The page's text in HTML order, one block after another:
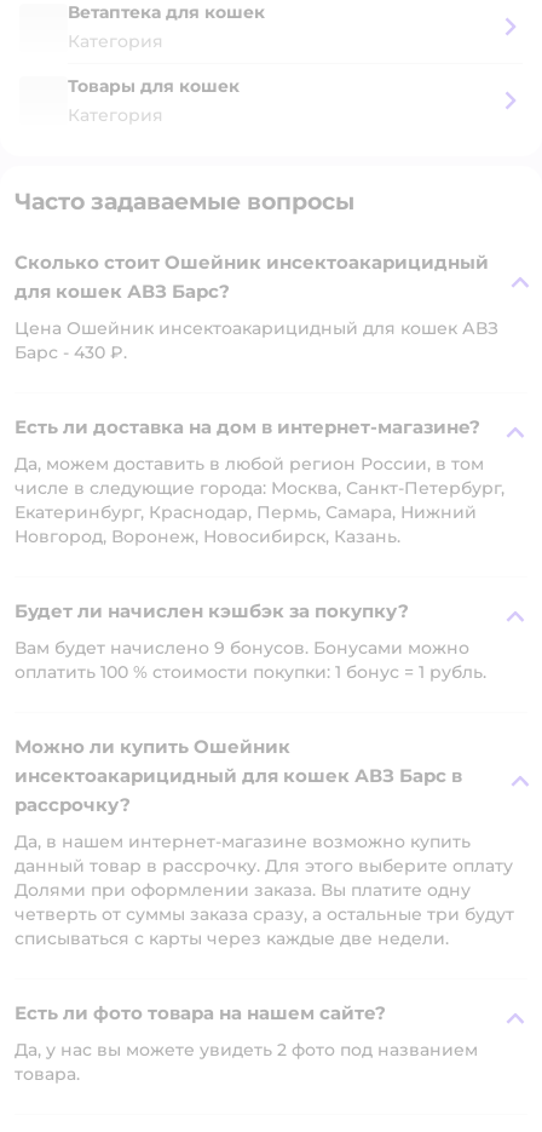
Ветаптека для кошек
Категория
Товары для кошек
Категория
Часто задаваемые вопросы
Сколько стоит Ошейник инсектоакарицидный
для кошек АВЗ Барс?
Цена Ошейник инсектоакарицидный для кошек АВЗ
Барс - 430 ₽.
Есть ли доставка на дом в интернет-магазине?
Да, можем доставить в любой регион России, в том
числе в следующие города: Москва, Санкт-Петербург,
Екатеринбург, Краснодар, Пермь, Самара, Нижний
Новгород, Воронеж, Новосибирск, Казань.
Будет ли начислен кэшбэк за покупку?
Вам будет начислено 9 бонусов. Бонусами можно
оплатить 100 % стоимости покупки: 1 бонус = 1 рубль.
Можно ли купить Ошейник
инсектоакарицидный для кошек АВЗ Барс в
рассрочку?
Да, в нашем интернет-магазине возможно купить
данный товар в рассрочку. Для этого выберите оплату
Долями при оформлении заказа. Вы платите одну
четверть от суммы заказа сразу, а остальные три будут
списываться с карты через каждые две недели.
Есть ли фото товара на нашем сайте?
Да, у нас вы можете увидеть 2 фото под названием
товара.